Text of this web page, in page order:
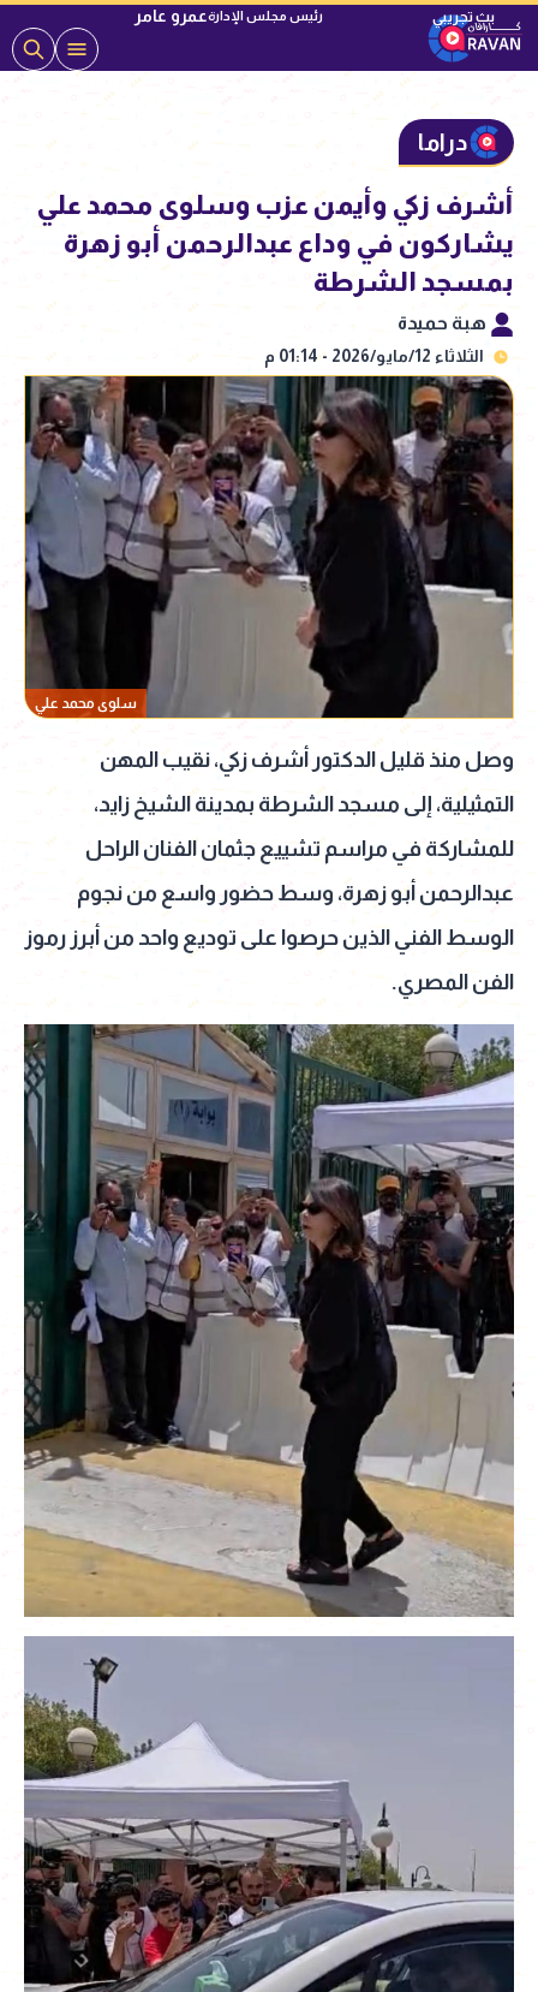
رئيس مجلس الإدارةعمرو عامر
دراما
أشرف زكي وأيمن عزب وسلوى محمد علي
يشاركون في وداع عبدالرحمن أبو زهرة
بمسجد الشرطة
هبة حميدة
الثلاثاء 12/مايو/2026 - 01:14 م
سلوى محمد علي
وصل منذ قليل الدكتور أشرف زكي، نقيب المهن
التمثيلية، إلى مسجد الشرطة بمدينة الشيخ زايد،
للمشاركة في مراسم تشييع جثمان الفنان الراحل
عبدالرحمن أبو زهرة، وسط حضور واسع من نجوم
الوسط الفني الذين حرصوا على توديع واحد من أبرز رموز
الفن المصري.